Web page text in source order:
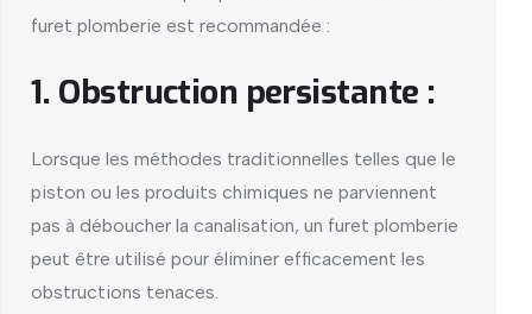
furet plomberie est recommandée :
1. Obstruction persistante :
Lorsque les méthodes traditionnelles telles que le
piston ou les produits chimiques ne parviennent
pas à déboucher la canalisation, un furet plomberie
peut être utilisé pour éliminer efficacement les
obstructions tenaces.